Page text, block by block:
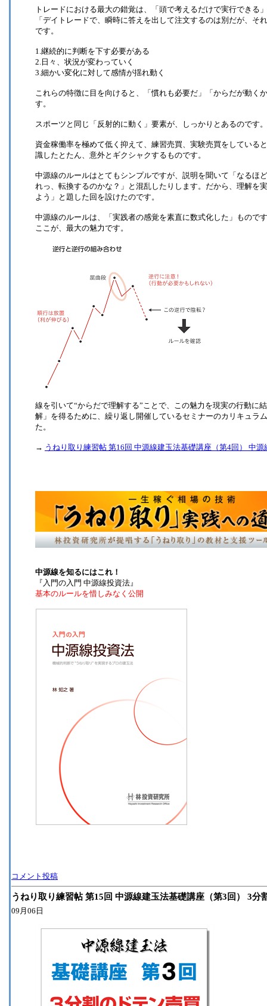
トレードにおける最大の錯覚は、「頭で考えるだけで実行できる
「デイトレードで、瞬時に答えを出して注文するのは別だが、
です。
1.継続的に判断を下す必要がある
2.日々、状況が変わっていく
3.細かい変化に対して感情が揺れ動く
これらの特徴に目を向けると、「慣れも必要だ」「からだが動く
す。
スポーツと同じ「反射的に動く」要素が、しっかりとあるのです。
資金稼働率を極めて低く抑えて、練習売買、実験売買をしている
識したとたん、意外とギクシャクするものです。
中源線のルールはとてもシンプルですが、説明を聞いて「なるほ
れっ、転換するのかな？」と混乱したりします。だから、理解を
よう」と題した回を設けたのです。
中源線のルールは、「実践者の感覚を素直に数式化した」もので
ここが、最大の魅力です。
線を引いて“からだで理解する”ことで、この魅力を現実の行動に
解」を得るために、繰り返し開催しているセミナーのカリキュラ
た。
→ うねり取り練習帖 第16回 中源線建玉法基礎講座（第4回） 中
中源線を知るにはこれ！
『入門の入門 中源線投資法』
基本のルールを惜しみなく公開
コメント投稿
うねり取り練習帖 第15回 中源線建玉法基礎講座（第3回） 3
09月06日